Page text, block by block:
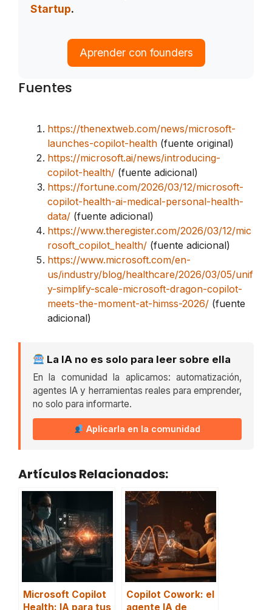
Startup.
Aprender con founders
Fuentes
https://thenextweb.com/news/microsoft-
launches-copilot-health (fuente original)
https://microsoft.ai/news/introducing-
copilot-health/ (fuente adicional)
https://fortune.com/2026/03/12/microsoft-
copilot-health-ai-medical-personal-health-
data/ (fuente adicional)
https://www.theregister.com/2026/03/12/mic
rosoft_copilot_health/ (fuente adicional)
https://www.microsoft.com/en-
us/industry/blog/healthcare/2026/03/05/unif
y-simplify-scale-microsoft-dragon-copilot-
meets-the-moment-at-himss-2026/ (fuente
adicional)
La IA no es solo para leer sobre ella
En la comunidad la aplicamos: automatización,
agentes IA y herramientas reales para emprender,
no solo para informarte.
Aplicarla en la comunidad
Artículos Relacionados:
Microsoft Copilot
Health: IA para tus
Copilot Cowork: el
agente IA de